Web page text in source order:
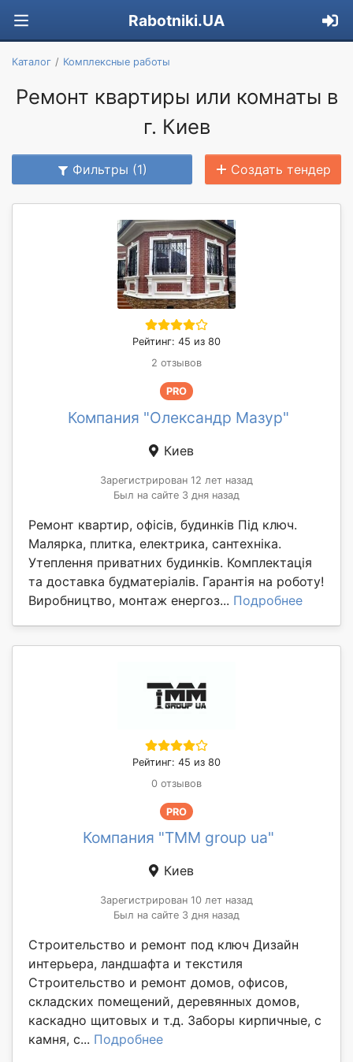
Rabotniki.UA
Каталог Комплексные работы
Ремонт квартиры или комнаты в
г. Киев
Фильтры (1) Создать тендер
Рейтинг: 45 из 80
2 отзывов
PRO
Компания "Олександр Мазур"
Киев
Зарегистрирован 12 лет назад
Был на сайте 3 дня назад
Ремонт квартир, офісів, будинків Під ключ.
Малярка, плитка, електрика, сантехніка.
Утеплення приватних будинків. Комплектація
та доставка будматеріалів. Гарантія на роботу!
Виробництво, монтаж енергоз... Подробнее
Рейтинг: 45 из 80
0 отзывов
PRO
Компания "TMM group ua"
Киев
Зарегистрирован 10 лет назад
Был на сайте 3 дня назад
Строительство и ремонт под ключ Дизайн
интерьера, ландшафта и текстиля
Строительство и ремонт домов, офисов,
складских помещений, деревянных домов,
каскадно щитовых и т.д. Заборы кирпичные, с
камня, с... Подробнее